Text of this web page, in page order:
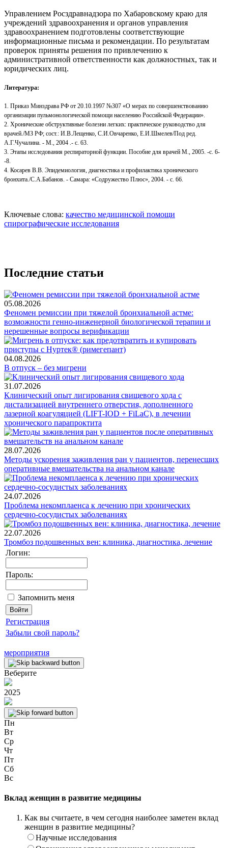
Управлением Росздравнадзора по Хабаровскому краю для
учреждений здравоохранения и органов управления
здравоохранением подготовлены соответствующие
информационные письма и рекомендации. По результатам
проверок приняты решения по привлечению к
административной ответственности как должностных, так и
юридических лиц.
Литература:
1. Приказ Минздрава РФ от 20.10.1997 №307 «О мерах по совершенствованию
организации пульмонологической помощи населению Российской Федерации».
2. Хронические обструктивные болезни легких: практическое руководство для
врачей./МЗ РФ; сост.: И.В.Лещенко, С.И.Овчаренко, Е.И.Шмелев/Под ред.
А.Г.Чучалина. - М., 2004 .- с. 63.
3. Этапы исследования респираторной функции. Пособие для врачей М., 2005. -с. 6-
-8.
4. Косарев В.В. Эпидемиология, диагностика и профилактика хронического
бронхита./С.А.Бабанов. - Самара: «Содружество Плюс», 2004. - с. 66.
Ключевые слова: качество медицинской помощи
спирографические исследования
Последние статьи
05.08.2026
Феномен ремиссии при тяжелой бронхиальной астме:
возможности генно-инженерной биологической терапии и
нерешенные вопросы верификации
04.08.2026
В отпуск – без мигрени
31.07.2026
Клинический опыт лигирования свищевого хода с
дистализацией внутреннего отверстия, дополненного
лазерной коагуляцией (LIFT-IOD + FiLaC), в лечении
хронического парапроктита
28.07.2026
Методы ускорения заживления ран у пациентов, перенесших
оперативные вмешательства на анальном канале
24.07.2026
Проблема некомплаенса к лечению при хронических
сердечно-сосудистых заболеваниях
22.07.2026
Тромбоз подошвенных вен: клиника, диагностика, лечение
Логин:
Пароль:
Запомнить меня
Регистрация
Забыли свой пароль?
мероприятия
Веберите
2025
Пн
Вт
Ср
Чт
Пт
Сб
Вс
Вклад женщин в развитие медицины
Как вы считаете, в чем сегодня наиболее заметен вклад
женщин в развитие медицины?
Научные исследования